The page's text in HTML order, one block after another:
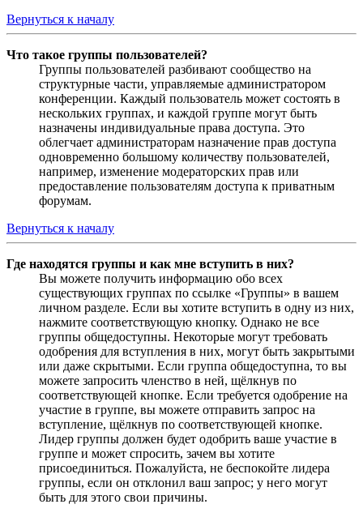
Вернуться к началу
Что такое группы пользователей?
Группы пользователей разбивают сообщество на
структурные части, управляемые администратором
конференции. Каждый пользователь может состоять в
нескольких группах, и каждой группе могут быть
назначены индивидуальные права доступа. Это
облегчает администраторам назначение прав доступа
одновременно большому количеству пользователей,
например, изменение модераторских прав или
предоставление пользователям доступа к приватным
форумам.
Вернуться к началу
Где находятся группы и как мне вступить в них?
Вы можете получить информацию обо всех
существующих группах по ссылке «Группы» в вашем
личном разделе. Если вы хотите вступить в одну из них,
нажмите соответствующую кнопку. Однако не все
группы общедоступны. Некоторые могут требовать
одобрения для вступления в них, могут быть закрытыми
или даже скрытыми. Если группа общедоступна, то вы
можете запросить членство в ней, щёлкнув по
соответствующей кнопке. Если требуется одобрение на
участие в группе, вы можете отправить запрос на
вступление, щёлкнув по соответствующей кнопке.
Лидер группы должен будет одобрить ваше участие в
группе и может спросить, зачем вы хотите
присоединиться. Пожалуйста, не беспокойте лидера
группы, если он отклонил ваш запрос; у него могут
быть для этого свои причины.